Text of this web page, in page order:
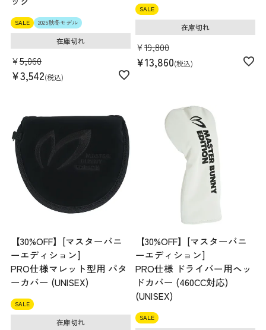
SALE 2025秋冬モデル
¥5,060
¥3,542 税込
在庫切れ
SALE
¥19,800
¥13,860 税込
在庫切れ
【30%OFF】[マスターバニ
ーエディション]
PRO仕様マレット型用 パタ
ーカバー (UNISEX)
SALE
在庫切れ
【30%OFF】[マスターバニ
ーエディション]
PRO仕様 ドライバー用ヘッ
ドカバー (460CC対応)
(UNISEX)
SALE